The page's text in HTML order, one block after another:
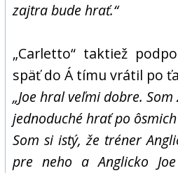
zajtra bude hrať.“
„Carletto“ taktiež
späť do Á tímu vrátil po
„Joe hral veľmi dobre.
jednoduché hrať po
Som si istý, že tréner
pre neho a Anglicko